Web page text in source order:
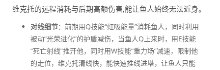
维克托的远程消耗与后期高额伤害,能让鱼人始终无法近身。
对线细节：前期用Q技能“虹吸能量”消耗鱼人，同时利用
被动“光荣进化”的护盾减伤，当鱼人Q上来时，用E技能
“死亡射线”推开他，同时用W技能“重力场”减速，限制他
的走位，维克托清线快，能快速推线进塔，让鱼人只能